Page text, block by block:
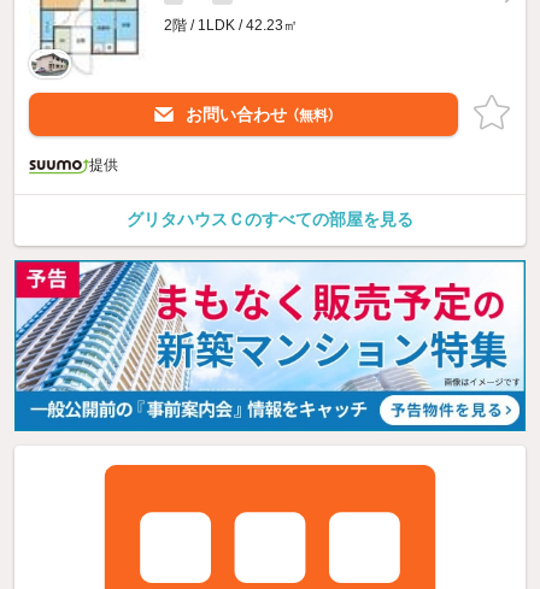
2階 / 1LDK / 42.23㎡
お問い合わせ （無料）
提供
グリタハウスＣのすべての部屋を見る